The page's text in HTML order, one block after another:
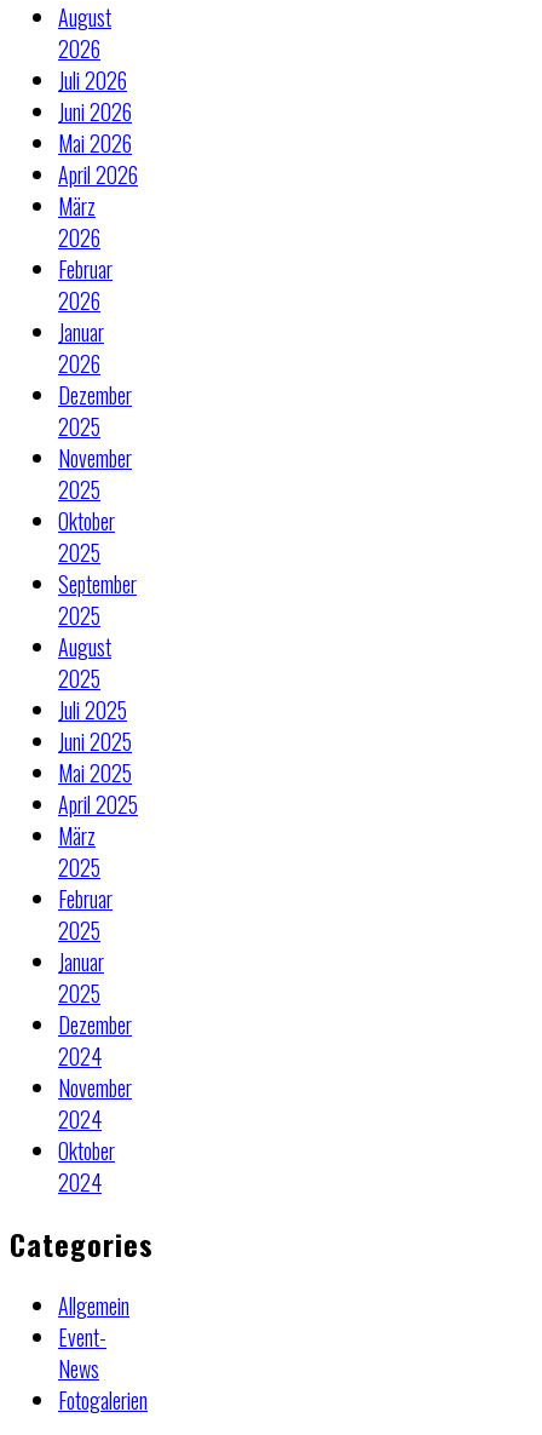
August
2026
Juli 2026
Juni 2026
Mai 2026
April 2026
März
2026
Februar
2026
Januar
2026
Dezember
2025
November
2025
Oktober
2025
September
2025
August
2025
Juli 2025
Juni 2025
Mai 2025
April 2025
März
2025
Februar
2025
Januar
2025
Dezember
2024
November
2024
Oktober
2024
Categories
Allgemein
Event-
News
Fotogalerien